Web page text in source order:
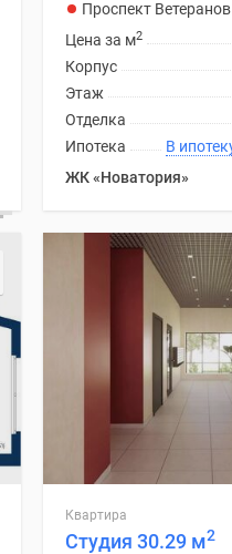
Проспект Ветеранов
Цена за м2
Корпус
Этаж
Отделка
Ипотека
ЖК «Новатория»
Квартира
Студия 30.29 м2